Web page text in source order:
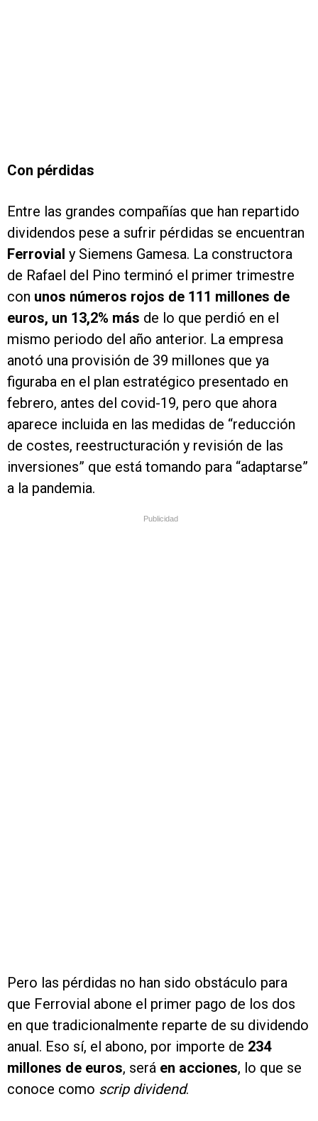
Con pérdidas
Entre las grandes compañías que han repartido
dividendos pese a sufrir pérdidas se encuentran
Ferrovial y Siemens Gamesa. La constructora
de Rafael del Pino terminó el primer trimestre
con unos números rojos de 111 millones de
euros, un 13,2% más de lo que perdió en el
mismo periodo del año anterior. La empresa
anotó una provisión de 39 millones que ya
figuraba en el plan estratégico presentado en
febrero, antes del covid-19, pero que ahora
aparece incluida en las medidas de “reducción
de costes, reestructuración y revisión de las
inversiones” que está tomando para “adaptarse”
a la pandemia.
Publicidad
Pero las pérdidas no han sido obstáculo para
que Ferrovial abone el primer pago de los dos
en que tradicionalmente reparte de su dividendo
anual. Eso sí, el abono, por importe de 234
millones de euros, será en acciones, lo que se
conoce como scrip dividend.